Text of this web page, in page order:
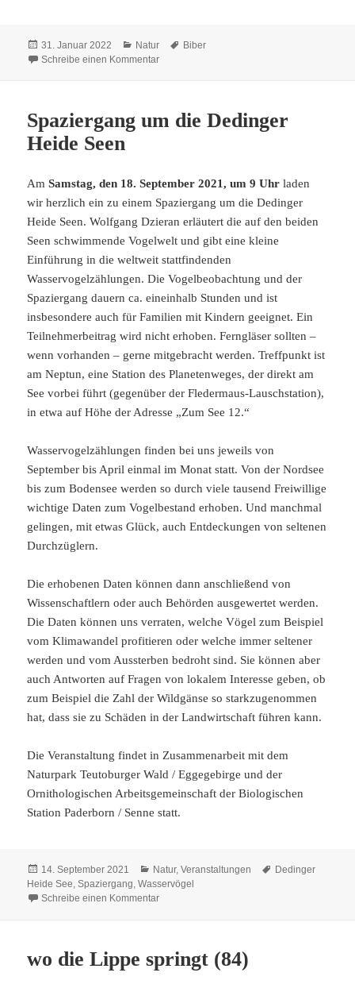
Veröffentlicht
am
31. Januar 2022 Kategorien
Natur Schlagwörter
Biber
Schreibe einen Kommentarzu Ein Biber zu Besuch
Spaziergang um die Dedinger
Heide Seen
AmSamstag, den 18. September 2021, um 9 Uhr laden
wir herzlich ein zu einem Spaziergang um die Dedinger
Heide Seen. Wolfgang Dzieran erläutert die auf den beiden
Seen schwimmende Vogelwelt und gibt eine kleine
Einführung in die weltweit stattfindenden
Wasservogelzählungen. Die Vogelbeobachtung und der
Spaziergang dauern ca. eineinhalb Stunden und ist
insbesondere auch für Familien mit Kindern geeignet. Ein
Teilnehmerbeitrag wird nicht erhoben. Ferngläser sollten –
wenn vorhanden – gerne mitgebracht werden. Treffpunkt ist
am Neptun, eine Station des Planetenweges, der direkt am
See vorbei führt (gegenüber der Fledermaus-Lauschstation),
in etwa auf Höhe der Adresse „Zum See 12.“
Wasservogelzählungen finden bei uns jeweils von
September bis April einmal im Monat statt. Von der Nordsee
bis zum Bodensee werden so durch viele tausend Freiwillige
wichtige Daten zum Vogelbestand erhoben. Und manchmal
gelingen, mit etwas Glück, auch Entdeckungen von seltenen
Durchzüglern.
Die erhobenen Daten können dann anschließend von
Wissenschaftlern oder auch Behörden ausgewertet werden.
Die Daten können uns verraten, welche Vögel zum Beispiel
vom Klimawandel profitieren oder welche immer seltener
werden und vom Aussterben bedroht sind. Sie können aber
auch Antworten auf Fragen von lokalem Interesse geben, ob
zum Beispiel die Zahl der Wildgänse so starkzugenommen
hat, dass sie zu Schäden in der Landwirtschaft führen kann.
Die Veranstaltung findet in Zusammenarbeit mit dem
Naturpark Teutoburger Wald / Eggegebirge und der
Ornithologischen Arbeitsgemeinschaft der Biologischen
Station Paderborn / Senne statt.
Veröffentlicht
am
14. September 2021 Kategorien
Natur,Veranstaltungen Schlagwörter
Dedinger
Heide See,Spaziergang,Wasservögel
Schreibe einen Kommentarzu Spaziergang um die Dedinger Heide Seen
wo die Lippe springt (84)